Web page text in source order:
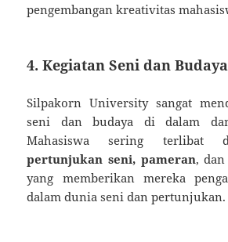
pengembangan kreativitas
4. Kegiatan Seni dan Budaya
Silpakorn University sangat
seni dan budaya di dalam
Mahasiswa sering terlibat
pertunjukan seni, pameran, dan
yang memberikan mereka
dalam dunia seni dan pertunjukan.